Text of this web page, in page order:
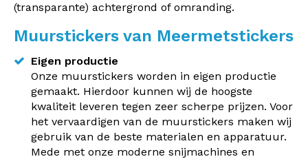
(transparante) achtergrond of omranding.
Muurstickers van Meermetstickers
Eigen productie
Onze muurstickers worden in eigen productie
gemaakt. Hierdoor kunnen wij de hoogste
kwaliteit leveren tegen zeer scherpe prijzen. Voor
het vervaardigen van de muurstickers maken wij
gebruik van de beste materialen en apparatuur.
Mede met onze moderne snijmachines en